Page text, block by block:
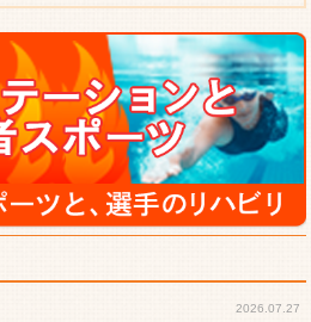
2026.07.27